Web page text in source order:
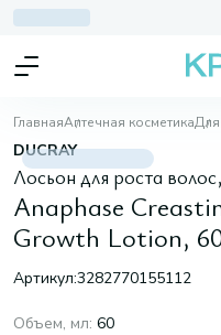
ГлавнаяАптечная косметика
DUCRAY
Лосьон для роста
Anaphase
Growth Lotion,
Артикул:3282770155112
Объем, мл: 60